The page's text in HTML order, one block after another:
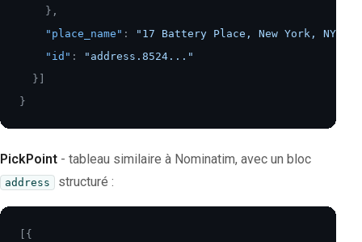
} ,
"place_name" :
"17 Battery Place, New York, NY
"id" :
"address.8524..."
}
}
PickPoint - tableau similaire à Nominatim, avec un bloc
address structuré :
{